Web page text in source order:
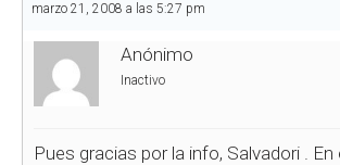
marzo 21, 2008 a las 5:27 pm
Anónimo
Inactivo
Pues gracias por la info, Salvadori .